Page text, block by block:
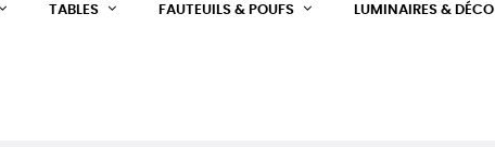
TABLES FAUTEUILS & POUFS LUMINAIRES & DÉCO